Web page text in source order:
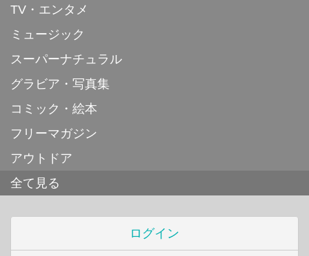
TV・エンタメ
ミュージック
スーパーナチュラル
グラビア・写真集
コミック・絵本
フリーマガジン
アウトドア
全て見る
ログイン